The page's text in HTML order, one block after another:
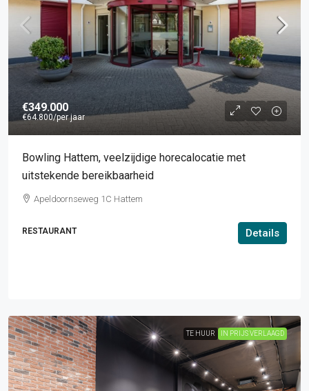
€349.000
€64.800/per jaar
Bowling Hattem, veelzijdige horecalocatie met
uitstekende bereikbaarheid
Apeldoornseweg 1C Hattem
RESTAURANT Details
TE HUUR IN PRIJS VERLAAGD